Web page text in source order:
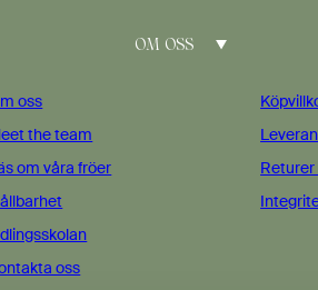
OM OSS
oss
the team
om våra fröer
oss